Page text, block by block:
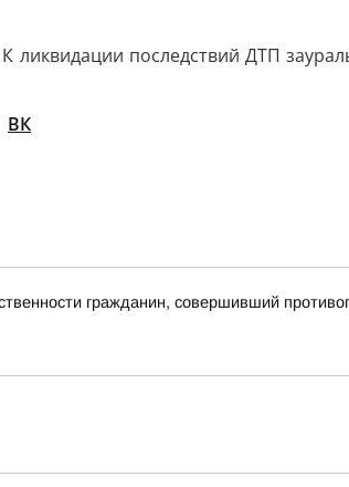
последствий ДТП
ВК
гражданин, совершивший